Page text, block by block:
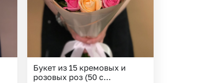
Букет из 15 кремовых и
розовых роз (50 с...